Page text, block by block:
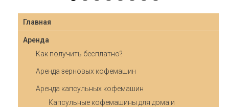
Главная
Аренда
Как получить бесплатно?
Аренда зерновых кофемашин
Аренда капсульных кофемашин
Капсульные кофемашины для дома и